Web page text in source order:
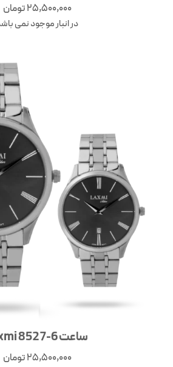
25,500,000تومان
در انبار موجود نمی باشد
ساعت Laxmi 8527-6
25,500,000تومان